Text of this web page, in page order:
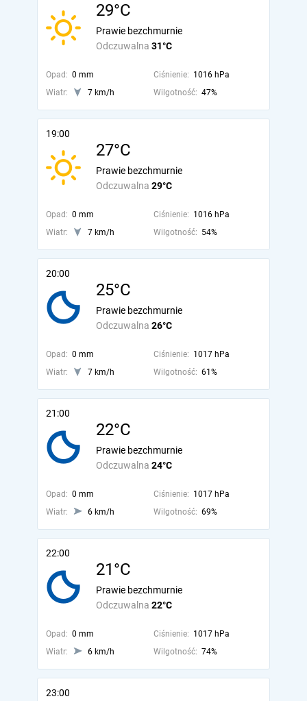
29°C
Odczuwalna 31°C
Prawie bezchmurnie
Opad: 0 mm Ciśnienie: 1016 hPa
Wiatr:
7 km/h Wilgotność: 47%
19:00
27°C
Odczuwalna 29°C
Prawie bezchmurnie
Opad: 0 mm Ciśnienie: 1016 hPa
Wiatr:
7 km/h Wilgotność: 54%
20:00
25°C
Odczuwalna 26°C
Prawie bezchmurnie
Opad: 0 mm Ciśnienie: 1017 hPa
Wiatr:
7 km/h Wilgotność: 61%
21:00
22°C
Odczuwalna 24°C
Prawie bezchmurnie
Opad: 0 mm Ciśnienie: 1017 hPa
Wiatr:
6 km/h Wilgotność: 69%
22:00
21°C
Odczuwalna 22°C
Prawie bezchmurnie
Opad: 0 mm Ciśnienie: 1017 hPa
Wiatr:
6 km/h Wilgotność: 74%
23:00